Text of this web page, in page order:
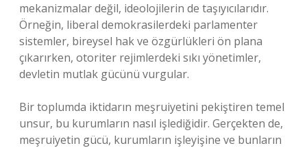
mekanizmalar değil, ideolojilerin de taşıyıcılarıdır.
Örneğin, liberal demokrasilerdeki parlamenter
sistemler, bireysel hak ve özgürlükleri ön plana
çıkarırken, otoriter rejimlerdeki sıkı yönetimler,
devletin mutlak gücünü vurgular.
Bir toplumda iktidarın meşruiyetini pekiştiren temel
unsur, bu kurumların nasıl işlediğidir. Gerçekten de,
meşruiyetin gücü, kurumların işleyişine ve bunların